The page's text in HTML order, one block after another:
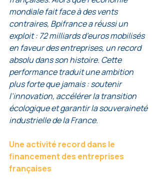
mondiale fait face à des vents
contraires, Bpifrance a réussi un
exploit : 72 milliards d’euros mobilisés
en faveur des entreprises, un record
absolu dans son histoire. Cette
performance traduit une ambition
plus forte que jamais : soutenir
l’innovation, accélérer la transition
écologique et garantir la souveraineté
industrielle de la France.
Une activité record dans le
financement des entreprises
françaises